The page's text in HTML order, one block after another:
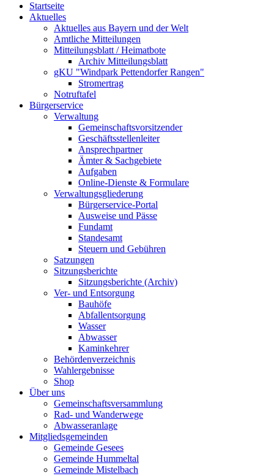
Startseite
Aktuelles
Aktuelles aus Bayern und der Welt
Amtliche Mitteilungen
Mitteilungsblatt / Heimatbote
Archiv Mitteilungsblatt
gKU "Windpark Pettendorfer Rangen"
Stromertrag
Notruftafel
Bürgerservice
Verwaltung
Gemeinschaftsvorsitzender
Geschäftsstellenleiter
Ansprechpartner
Ämter & Sachgebiete
Aufgaben
Online-Dienste & Formulare
Verwaltungsgliederung
Bürgerservice-Portal
Ausweise und Pässe
Fundamt
Standesamt
Steuern und Gebühren
Satzungen
Sitzungsberichte
Sitzungsberichte (Archiv)
Ver- und Entsorgung
Bauhöfe
Abfallentsorgung
Wasser
Abwasser
Kaminkehrer
Behördenverzeichnis
Wahlergebnisse
Shop
Über uns
Gemeinschaftsversammlung
Rad- und Wanderwege
Abwasseranlage
Mitgliedsgemeinden
Gemeinde Gesees
Gemeinde Hummeltal
Gemeinde Mistelbach